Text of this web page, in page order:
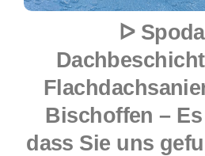
ᐅ
Bischoffen –
dass Sie uns